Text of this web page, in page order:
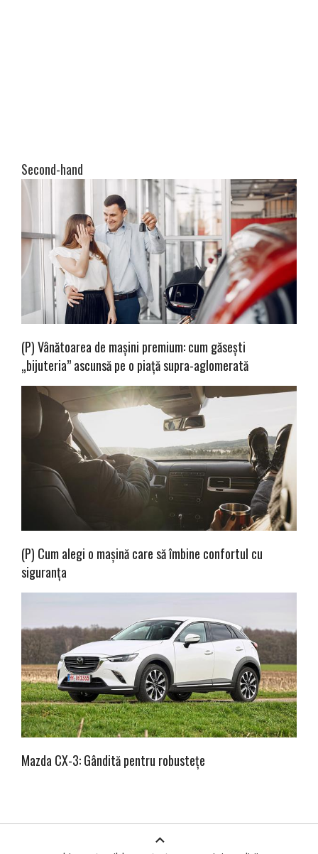
Second-hand
(P) Vânătoarea de mașini premium: cum găsești
„bijuteria” ascunsă pe o piață supra-aglomerată
(P) Cum alegi o mașină care să îmbine confortul cu
siguranța
Mazda CX-3: Gândită pentru robustețe